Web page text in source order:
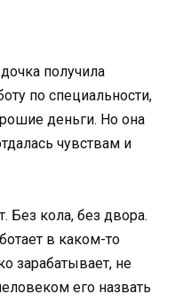
получила
по специальности,
деньги. Но она
чувствам и
Без кола, без двора.
в каком-то
зарабатывает, не
его назвать